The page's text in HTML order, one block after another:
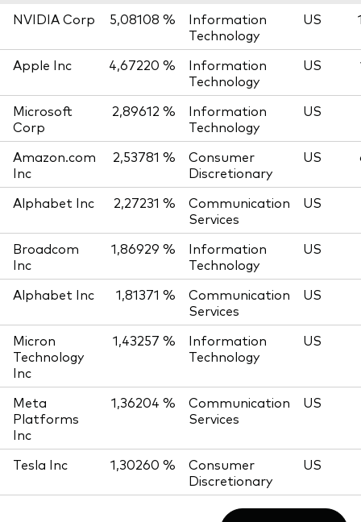
NVIDIA Corp
5,08108 %
Information
Technology
US
Apple Inc 4,67220 %
Information
Technology
US
Microsoft
Corp
2,89612 %
Information
Technology
US
Amazon.com
Inc
2,53781 %
Consumer
Discretionary
US
Alphabet Inc 2,27231 %
Communication
Services
US
Broadcom
Inc
1,86929 %
Information
Technology
US
Alphabet Inc 1,81371 %
Communication
Services
US
Micron
Technology
Inc
1,43257 %
Information
Technology
US
Meta
Platforms
Inc
1,36204 %
Communication
Services
US
Tesla Inc 1,30260 %
Consumer
Discretionary
US